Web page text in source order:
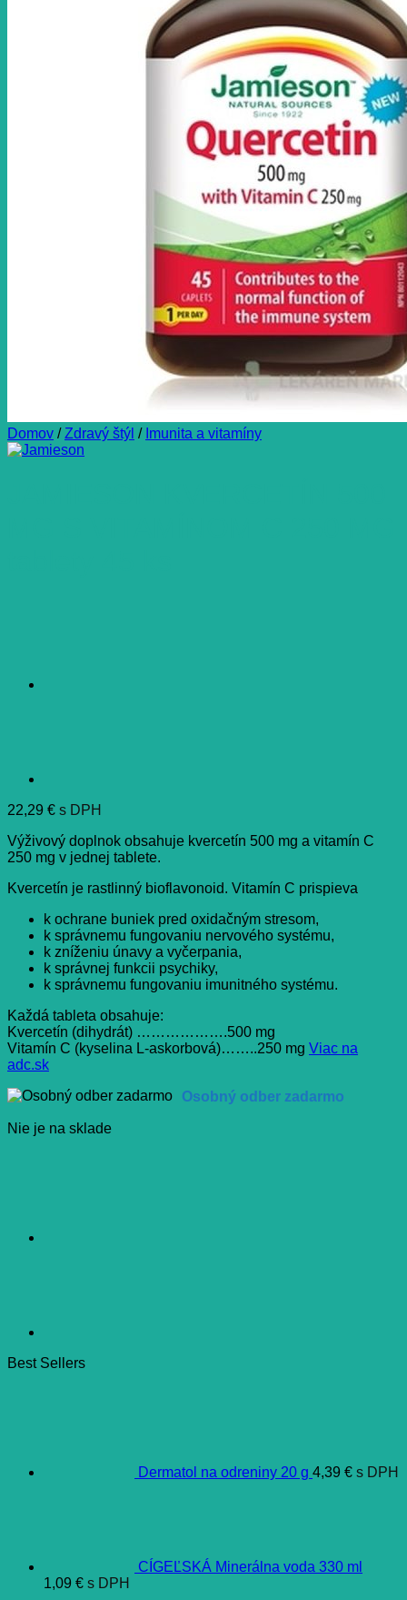
Domov / Zdravý štýl / Imunita a vitamíny
22,29 € s DPH
Výživový doplnok obsahuje kvercetín 500 mg a vitamín C
250 mg v jednej tablete.
Kvercetín je rastlinný bioflavonoid. Vitamín C prispieva
k ochrane buniek pred oxidačným stresom,
k správnemu fungovaniu nervového systému,
k zníženiu únavy a vyčerpania,
k správnej funkcii psychiky,
k správnemu fungovaniu imunitného systému.
Každá tableta obsahuje:
Kvercetín (dihydrát) ……………….500 mg
Vitamín C (kyselina L-askorbová)……..250 mg Viac na
adc.sk
Osobný odber zadarmo
Nie je na sklade
Best Sellers
Dermatol na odreniny 20 g 4,39 € s DPH
CÍGEĽSKÁ Minerálna voda 330 ml
1,09 € s DPH